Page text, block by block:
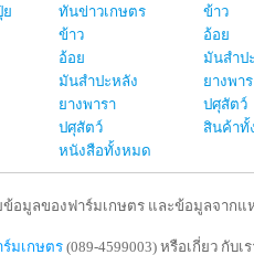
ทันข่าวเกษตร
ข้าว
อ้อย
มันสำปะหลัง
ยางพารา
ปศุสัตว์
หนังสือทั้งหมด
ข้าว
อ้อย
มันสำป
ยางพา
ปศุสัตว์
สินค้าทั้
อมูลของฟาร์มเกษตร และข้อมูลจาก
มเกษตร(089-4599003) หรือเกี่ยว กับเ